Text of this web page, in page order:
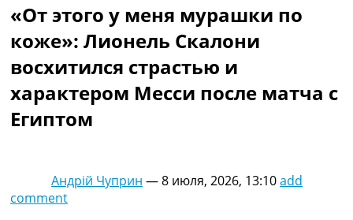
Англия. Премьер Лига
Испания. Ла Лига
Другие Турниры >>>
Таблицы
Таблицы групп Чемпионата Мира
Украина. Премьер-Лига
Украина. Первая Лига
Все таблицы >>>
Рейтинги
«От этого у меня мурашки по
коже»: Лионель Скалони
восхитился страстью и
характером Месси после матча с
Египтом
Андрій Чуприн —8 июля, 2026, 13:10add
comment